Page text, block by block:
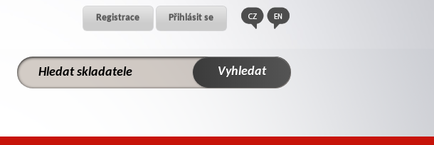
Registrace Přihlásit se